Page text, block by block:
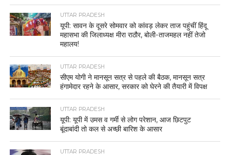
UTTAR PRADESH
यूपी: सावन के दूसरे सोमवार को कांवड़ लेकर ताज पहुंचीं हिंदू
महासभा की जिलाध्यक्ष मीरा राठौर, बोली-ताजमहल नहीं तेजो
महालय!
UTTAR PRADESH
सीएम योगी ने मानसून सत्र से पहले की बैठक, मानसून सत्र
हंगामेदार रहने के आसार, सरकार को घेरने की तैयारी में विपक्ष
UTTAR PRADESH
यूपी: यूपी में उमस व गर्मी से लोग परेशान, आज छिटपुट
बूंदाबांदी तो कल से अच्छी बारिश के आसार
UTTAR PRADESH